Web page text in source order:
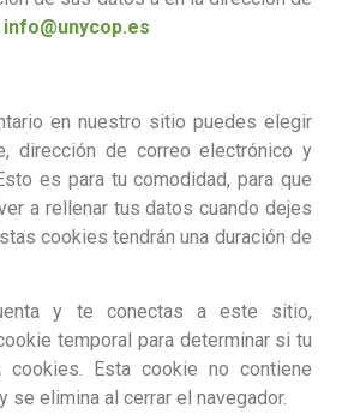
info@unycop.es
en nuestro sitio puedes elegir
dirección de correo electrónico y
es para tu comodidad, para que
a rellenar tus datos cuando dejes
cookies tendrán una duración de
y te conectas a este sitio,
temporal para determinar si tu
cookies. Esta cookie no contiene
se elimina al cerrar el navegador.